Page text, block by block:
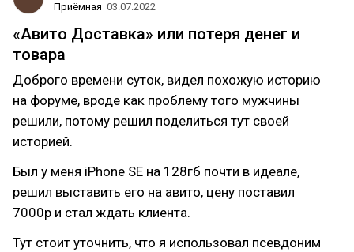
Приёмная 03.07.2022
«Авито Доставка» или потеря денег и
товара
Доброго времени суток, видел похожую историю
на форуме, вроде как проблему того мужчины
решили, потому решил поделиться тут своей
историей.
Был у меня iPhone SE на 128гб почти в идеале,
решил выставить его на авито, цену поставил
7000р и стал ждать клиента.
Тут стоит уточнить, что я использовал псевдоним